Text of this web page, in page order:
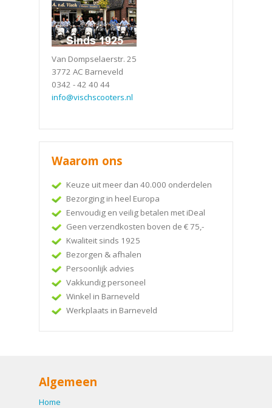
Van Dompselaerstr. 25
3772 AC Barneveld
0342 - 42 40 44
info@vischscooters.nl
Waarom ons
Keuze uit meer dan 40.000 onderdelen
Bezorging in heel Europa
Eenvoudig en veilig betalen met iDeal
Geen verzendkosten boven de € 75,-
Kwaliteit sinds 1925
Bezorgen & afhalen
Persoonlijk advies
Vakkundig personeel
Winkel in Barneveld
Werkplaats in Barneveld
Algemeen
Home